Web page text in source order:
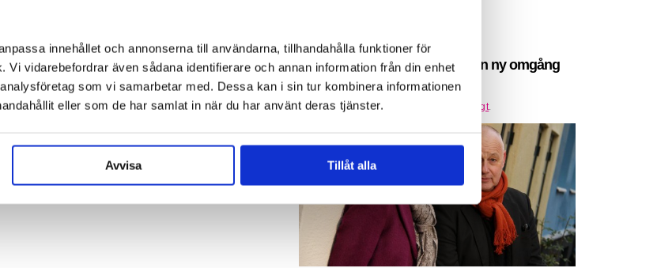
innehållet och annonserna till användarna, tillhandahålla funktioner för
vidarebefordrar även sådana identifierare och annan information från din enhet
som vi samarbetar med. Dessa kan i sin tur kombinera informationen
eller som de har samlat in när du har använt deras tjänster.
Avvisa Tillåt alla
Gert Wingårdh är igång med en ny omgång
av Husdrömmar
Inlagt den25 februari 2016 Övrigt.